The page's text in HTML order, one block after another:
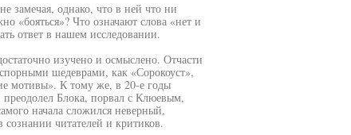
замечая, однако, что в ней что ни
«бояться»? Что означают слова «нет и
ответ в нашем исследовании.
изучено и осмыслено. Отчасти
шедеврами, как «Сорокоуст»,
мотивы». К тому же, в 20-е годы
Блока, порвал с Клюевым,
начала сложился неверный,
читателей и критиков.